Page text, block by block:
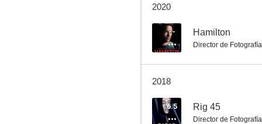
2020
-- Hamilton
Director de Fotografía
2018
6.5 Rig 45
Director de Fotografía